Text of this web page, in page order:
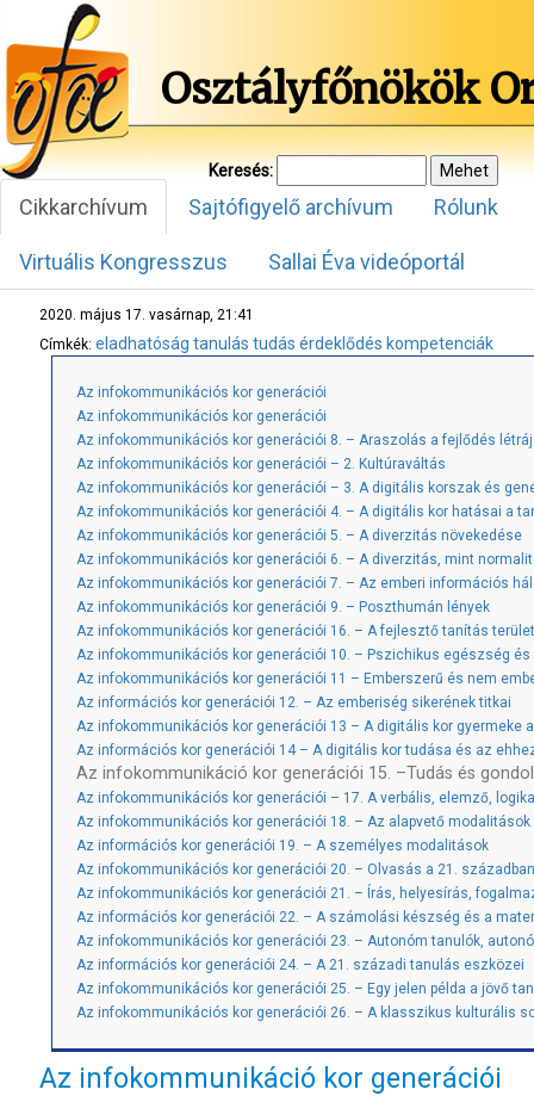
Osztályfőnökök
Keresés:
Cikkarchívum Sajtófigyelő archívum Rólunk
Virtuális Kongresszus Sallai Éva videóportál
2020. május 17. vasárnap, 21:41
Címkék: eladhatóság tanulás tudás érdeklődés kompetenciák
Az infokommunikációs kor generációi
Az infokommunikációs kor generációi
Az infokommunikációs kor generációi 8. – Araszolás a fejlődés
Az infokommunikációs kor generációi – 2. Kultúraváltás
Az infokommunikációs kor generációi – 3. A digitális korszak és
Az infokommunikációs kor generációi 4. – A digitális kor hatásai a
Az infokommunikációs kor generációi 5. – A diverzitás növekedése
Az infokommunikációs kor generációi 6. – A diverzitás, mint
Az infokommunikációs kor generációi 7. – Az emberi információs
Az infokommunikációs kor generációi 9. – Poszthumán lények
Az infokommunikációs kor generációi 16. – A fejlesztő tanítás
Az infokommunikációs kor generációi 10. – Pszichikus egészség
Az infokommunikációs kor generációi 11 – Emberszerű és nem
Az információs kor generációi 12. – Az emberiség sikerének titkai
Az infokommunikációs kor generációi 13 – A digitális kor gyermeke
Az információs kor generációi 14 – A digitális kor tudása és az
Az infokommunikáció kor generációi 15. –Tudás és
Az infokommunikációs kor generációi – 17. A verbális, elemző,
Az infokommunikációs kor generációi 18. – Az alapvető modalitások
Az információs kor generációi 19. – A személyes modalitások
Az infokommunikációs kor generációi 20. – Olvasás a 21. században
Az infokommunikációs kor generációi 21. – Írás, helyesírás,
Az információs kor generációi 22. – A számolási készség és a
Az infokommunikációs kor generációi 23. – Autonóm tanulók,
Az információs kor generációi 24. – A 21. századi tanulás eszközei
Az infokommunikációs kor generációi 25. – Egy jelen példa a jövő
Az infokommunikációs kor generációi 26. – A klasszikus kulturális
Az infokommunikáció kor generációi